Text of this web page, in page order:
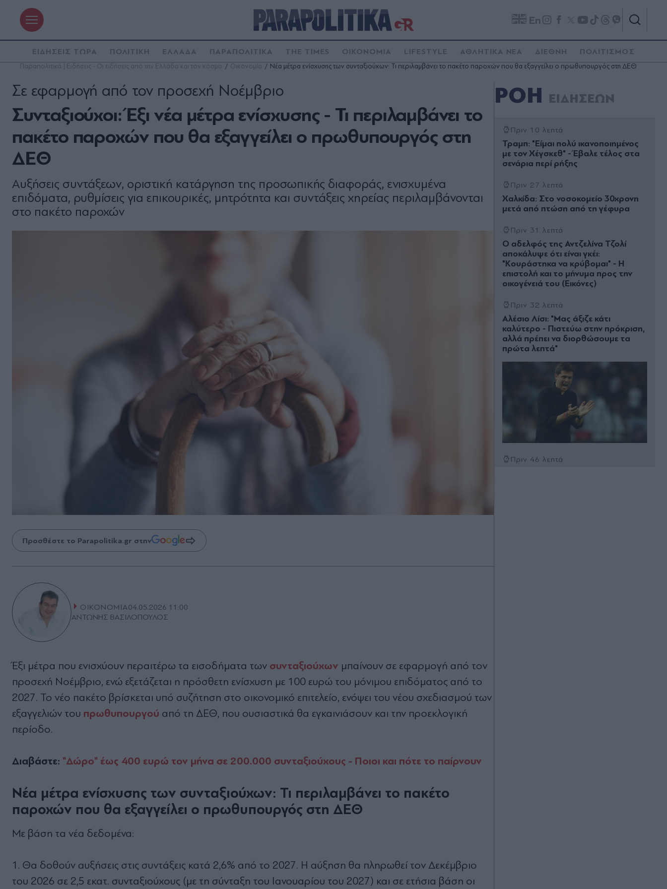
En
ΕΙΔΗΣΕΙΣ ΤΩΡΑ ΠΟΛΙΤΙΚΗ ΕΛΛΑΔΑ ΠΑΡΑΠΟΛΙΤΙΚΑ THE TIMES ΟΙΚΟΝΟΜΙΑ LIFESTYLE ΑΘΛΗΤΙΚΑ ΝΕΑ ΔΙΕΘΝΗ ΠΟΛΙΤΙΣΜΟΣ
Παραπολιτικά | Ειδήσεις - Οι ειδήσεις από την Ελλάδα και τον κόσμο Οικονομία Νέα μέτρα ενίσχυσης των συνταξιούχων: Τι περιλαμβάνει το πακέτο παροχών που θα εξαγγείλει ο πρωθυπουργός στη ΔΕΘ
Συνταξιούχοι: Έξι νέα μέτρα ενίσχυσης - Τι περιλαμβάνει το
πακέτο παροχών που θα εξαγγείλει ο πρωθυπουργός στη
ΔΕΘ
Σε εφαρμογή από τον προσεχή Νοέμβριο
Αυξήσεις συντάξεων, οριστική κατάργηση της προσωπικής διαφοράς, ενισχυμένα
επιδόματα, ρυθμίσεις για επικουρικές, μητρότητα και συντάξεις χηρείας περιλαμβάνονται
στο πακέτο παροχών
Προσθέστε το Parapolitika.gr στην
ΟΙΚΟΝΟΜΙΑ04.05.2026 11:00
ΑΝΤΩΝΗΣ ΒΑΣΙΛΟΠΟΥΛΟΣ
Έξι μέτρα που ενισχύουν περαιτέρω τα εισοδήματα των συνταξιούχων μπαίνουν σε εφαρμογή από τον
προσεχή Νοέμβριο, ενώ εξετάζεται η πρόσθετη ενίσχυση με 100 ευρώ του μόνιμου επιδόματος από το
2027. Το νέο πακέτο βρίσκεται υπό συζήτηση στο οικονομικό επιτελείο, ενόψει του νέου σχεδιασμού των
εξαγγελιών του πρωθυπουργού από τη ΔΕΘ, που ουσιαστικά θα εγκαινιάσουν και την προεκλογική
περίοδο.
Διαβάστε: "∆ώρο" έως 400 ευρώ τον µήνα σε 200.000 συνταξιούχους - Ποιοι και πότε το παίρνουν
Νέα μέτρα ενίσχυσης των συνταξιούχων: Τι περιλαμβάνει το πακέτο
παροχών που θα εξαγγείλει ο πρωθυπουργός στη ΔΕΘ
Με βάση τα νέα δεδομένα:
Θα δοθούν αυξήσεις στις συντάξεις κατά 2,6% από το 2027. Η αύξηση θα πληρωθεί τον Δεκέμβριο
του 2026 σε 2,5 εκατ. συνταξιούχους (με τη σύνταξη του Ιανουαρίου του 2027) και σε ετήσια βάση οι
ΡΟΗ ΕΙΔΗΣΕΩΝ
Πριν 10 λεπτά
Τραμπ: "Είμαι πολύ ικανοποιημένος
με τον Χέγσκεθ" - Έβαλε τέλος στα
σενάρια περί ρήξης
Πριν 27 λεπτά
Χαλκίδα: Στο νοσοκομείο 30χρονη
μετά από πτώση από τη γέφυρα
Πριν 31 λεπτά
Ο αδελφός της Αντζελίνα Τζολί
αποκάλυψε ότι είναι γκέι:
"Κουράστηκα να κρύβομαι" - Η
επιστολή και το μήνυμα προς την
οικογένειά του (Εικόνες)
Πριν 32 λεπτά
Αλέσιο Λίσι: "Μας άξιζε κάτι
καλύτερο - Πιστεύω στην πρόκριση,
αλλά πρέπει να διορθώσουμε τα
πρώτα λεπτά"
Πριν 46 λεπτά